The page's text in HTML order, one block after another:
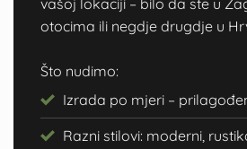
vašoj lokaciji – bilo da ste u
otocima ili negdje drugdje u
Što nudimo:
Izrada po mjeri –
Razni stilovi: moderni,